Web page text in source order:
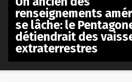
renseignements
se lâche: le
détiendrait des
extraterrestres